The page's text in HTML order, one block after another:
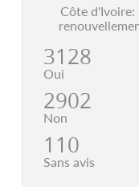
Côte d'Ivoire:
3128
Oui
2902
Non
110
Sans avis